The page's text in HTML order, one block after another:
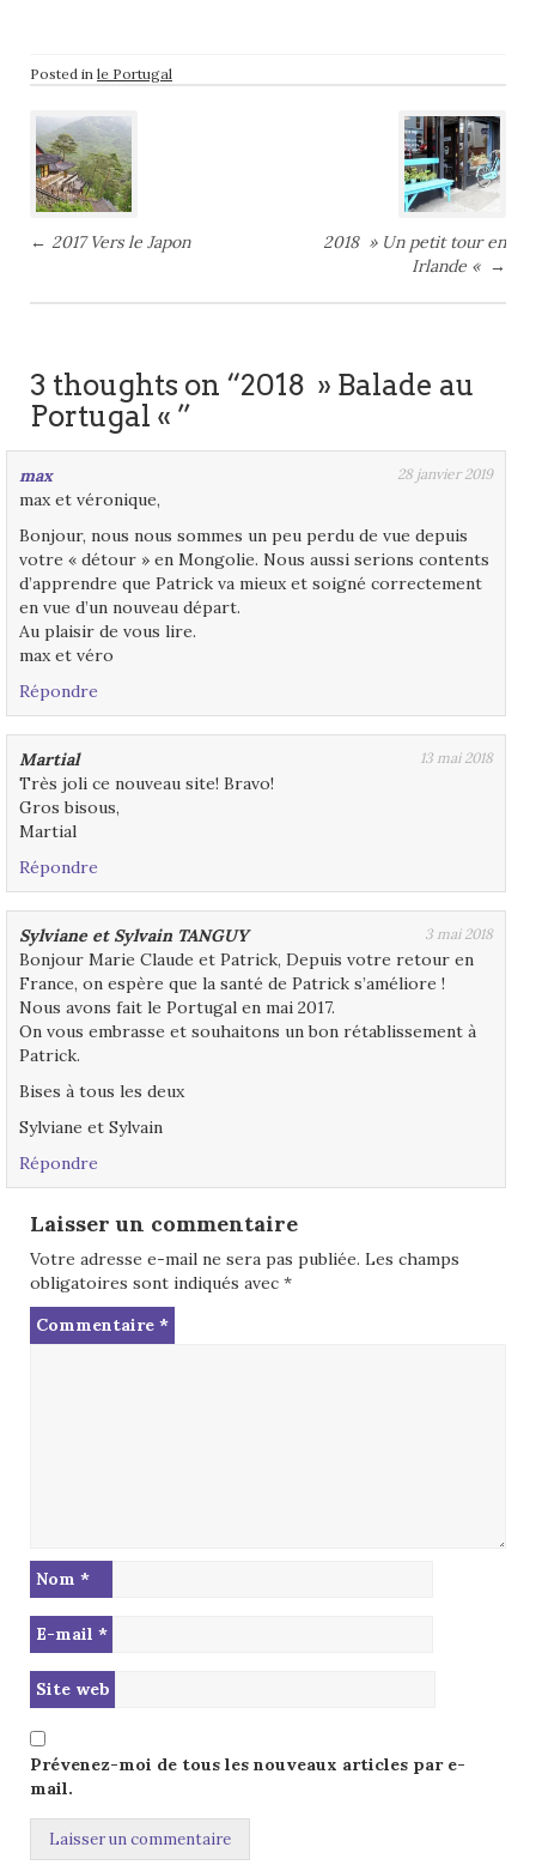
Posted in le Portugal
navigation
← 2017 Vers le Japon
2018 » Un petit tour en
Irlande « →
3 thoughts on “2018 » Balade au
Portugal « ”
max 28 janvier 2019
max et véronique,
Bonjour, nous nous sommes un peu perdu de vue depuis
votre « détour » en Mongolie. Nous aussi serions contents
d’apprendre que Patrick va mieux et soigné correctement
en vue d’un nouveau départ.
Au plaisir de vous lire.
max et véro
Répondre
Martial 13 mai 2018
Très joli ce nouveau site! Bravo!
Gros bisous,
Martial
Répondre
Sylviane et Sylvain TANGUY 3 mai 2018
Bonjour Marie Claude et Patrick, Depuis votre retour en
France, on espère que la santé de Patrick s’améliore !
Nous avons fait le Portugal en mai 2017.
On vous embrasse et souhaitons un bon rétablissement à
Patrick.
Bises à tous les deux
Sylviane et Sylvain
Répondre
Laisser un commentaire
Votre adresse e-mail ne sera pas publiée. Les champs
obligatoires sont indiqués avec *
Commentaire *
Nom *
E-mail *
Site web
Prévenez-moi de tous les nouveaux articles par e-
mail.